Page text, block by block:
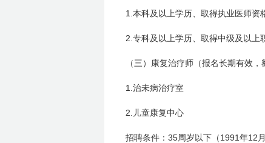
1. 本科及以上学历、取得执业医师资
2. 专科及以上学历、取得中级及以上
（三）康复治疗师（报名长期有效，
1. 治未病治疗室
2. 儿童康复中心
招聘条件： 35周岁以下（ 1991 年12 月